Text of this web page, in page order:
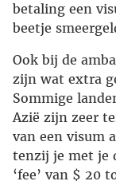
betaling een
beetje
Ook bij de
zijn wat extra
Sommige
Azië zijn zeer
van een visum
tenzij je met je
‘fee’ van $ 20